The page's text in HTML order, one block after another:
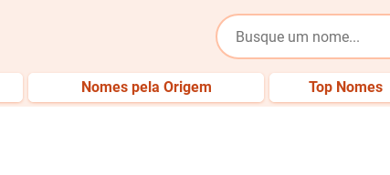
Nomes pela Origem Top Nomes